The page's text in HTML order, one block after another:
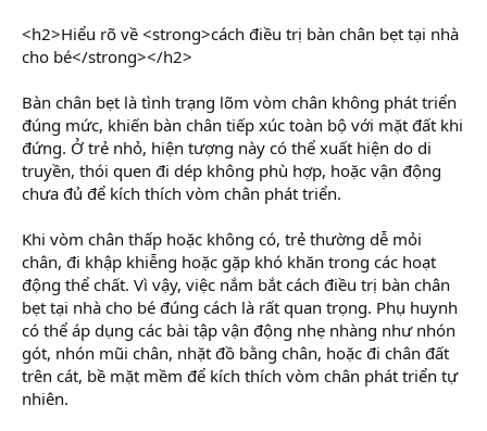
<h2>Hiểu rõ về <strong>cách điều trị bàn chân bẹt tại nhà
cho bé</strong></h2>
Bàn chân bẹt là tình trạng lõm vòm chân không phát triển
đúng mức, khiến bàn chân tiếp xúc toàn bộ với mặt đất khi
đứng. Ở trẻ nhỏ, hiện tượng này có thể xuất hiện do di
truyền, thói quen đi dép không phù hợp, hoặc vận động
chưa đủ để kích thích vòm chân phát triển.
Khi vòm chân thấp hoặc không có, trẻ thường dễ mỏi
chân, đi khập khiễng hoặc gặp khó khăn trong các hoạt
động thể chất. Vì vậy, việc nắm bắt cách điều trị bàn chân
bẹt tại nhà cho bé đúng cách là rất quan trọng. Phụ huynh
có thể áp dụng các bài tập vận động nhẹ nhàng như nhón
gót, nhón mũi chân, nhặt đồ bằng chân, hoặc đi chân đất
trên cát, bề mặt mềm để kích thích vòm chân phát triển tự
nhiên.